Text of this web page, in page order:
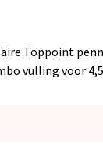
Toppoint
vulling voor